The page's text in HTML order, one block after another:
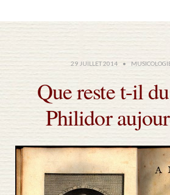
29 JUILLET 2014 •
Que reste t-il
Philidor